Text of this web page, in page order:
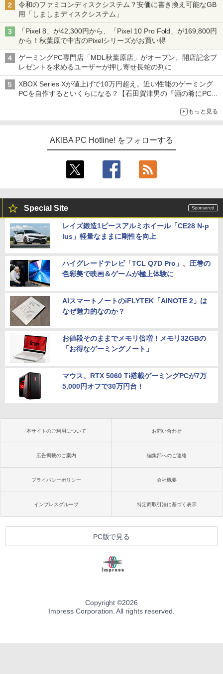
令和のファミコンディスクシステム？安価に書き換え可能なGB
用「しましまディスクシステム」
「Pixel 8」が42,300円から、「Pixel 10 Pro Fold」が169,800円
から！秋葉原で中古のPixelシリーズがお買い得
ゲーミングPC専門店「MDL秋葉原店」がオープン、開店記念プ
レゼントを求めるユーザーが押し寄せ長蛇の列に
XBOX Series Xが値上げで10万円超え。近い性能のゲーミング
PCを自作するといくらになる？【石田賀津男の『酒の肴にPCゲ
もっと見る
AKIBA PC Hotline! をフォローする
Special Site
レイズ鍛造1ピースアルミホイール「CE28 N-p
lus」軽量なままに剛性を向上
ハイグレードテレビ「TCL Q7D Pro」。圧巻の
色彩美で映画＆ゲームが極上体験に
AIスマートノートのiFLYTEK「AINOTE 2」は
なぜ魅力的なのか？
お値段そのままでメモリ倍増！メモリ32GBの
「お得なゲーミングノート」
マウス、RTX 5060 Ti搭載ゲーミングPCが7万
5,000円オフで30万円台！
本サイトのご利用について お問い合わせ
広告掲載のご案内 編集部へのご連絡
プライバシーポリシー 会社概要
インプレスグループ 特定商取引法に基づく表示
PC版で見る
Copyright ©2026
Impress Corporation. All rights reserved.